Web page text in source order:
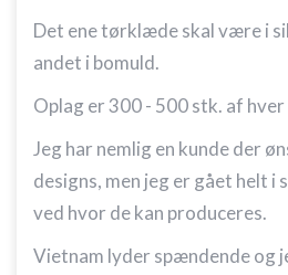
Det ene tørklæde skal være i
andet i bomuld.
Oplag er 300 - 500 stk. af hver
Jeg har nemlig en kunde der
designs, men jeg er gået helt i
ved hvor de kan produceres.
Vietnam lyder spændende og